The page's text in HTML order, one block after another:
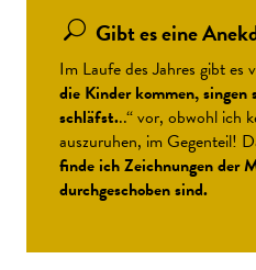
Gibt es eine
Im Laufe des Jahres gibt es
die Kinder kommen,
schläfst...“ vor, obwohl ich
auszuruhen, im Gegenteil!
finde ich Zeichnungen der
durchgeschoben sind.